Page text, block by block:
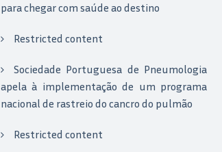
para chegar com saúde ao destino
Restricted content
Sociedade Portuguesa de Pneumologia
apela à implementação de um programa
nacional de rastreio do cancro do pulmão
Restricted content